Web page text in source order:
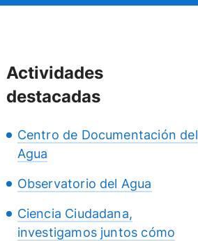
Actividades
destacadas
Centro de Documentación del
Agua
Observatorio del Agua
Ciencia Ciudadana,
investigamos juntos cómo